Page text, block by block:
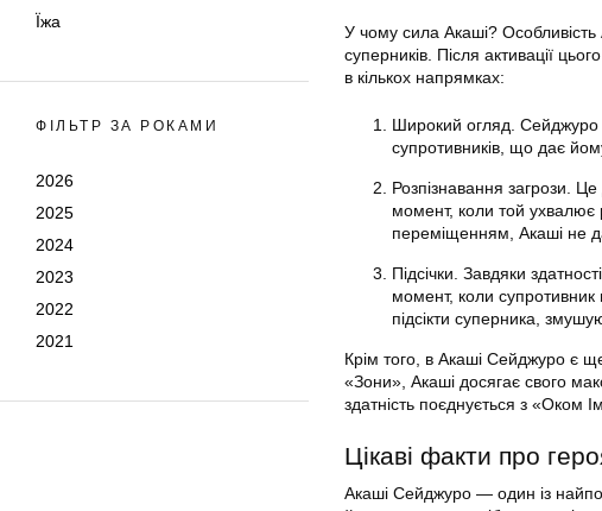
Їжа
ФІЛЬТР ЗА РОКАМИ
2026
2025
2024
2023
2022
2021
У чому сила Акаші?
суперників. Після активації
в кількох напрямках:
Широкий огляд. Сейджуро
супротивників, що дає
Розпізнавання загрози.
момент, коли той ухвалює
переміщенням, Акаші не
Підсічки. Завдяки
момент, коли супротивник
підсікти суперника,
Крім того, в Акаші Сейджуро є
«Зони», Акаші досягає свого
здатність поєднується з
Цікаві факти про
Акаші Сейджуро — один із